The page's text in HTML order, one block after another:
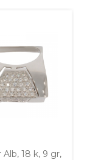
Alb, 18 k, 9 gr,